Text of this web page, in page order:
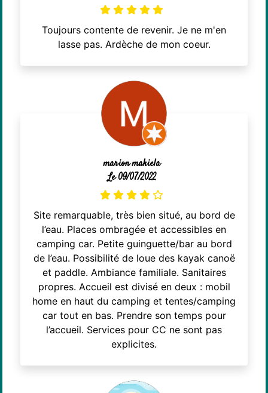
Toujours contente de revenir. Je ne m'en
lasse pas. Ardèche de mon coeur.
marion makiela
Le 09/07/2022
Site remarquable, très bien situé, au bord de
l’eau. Places ombragée et accessibles en
camping car. Petite guinguette/bar au bord
de l’eau. Possibilité de loue des kayak canoë
et paddle. Ambiance familiale. Sanitaires
propres. Accueil est divisé en deux : mobil
home en haut du camping et tentes/camping
car tout en bas. Prendre son temps pour
l’accueil. Services pour CC ne sont pas
explicites.